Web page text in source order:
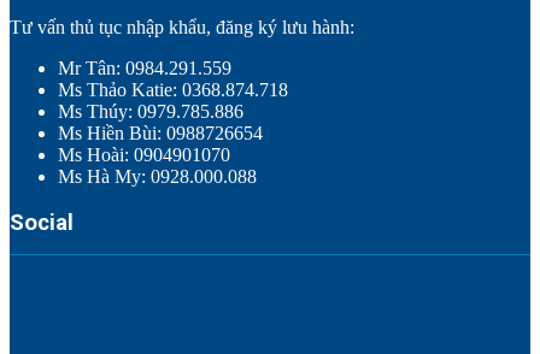
Tư vấn thủ tục nhập khẩu, đăng ký lưu hành:
Mr Tân: 0984.291.559
Ms Thảo Katie: 0368.874.718
Ms Thúy: 0979.785.886
Ms Hiền Bùi: 0988726654
Ms Hoài: 0904901070
Ms Hà My: 0928.000.088
Social